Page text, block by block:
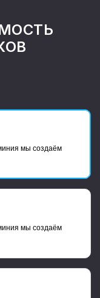
мы создаём
мы создаём